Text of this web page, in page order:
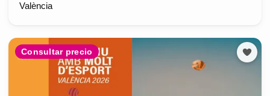
València
Consultar precio